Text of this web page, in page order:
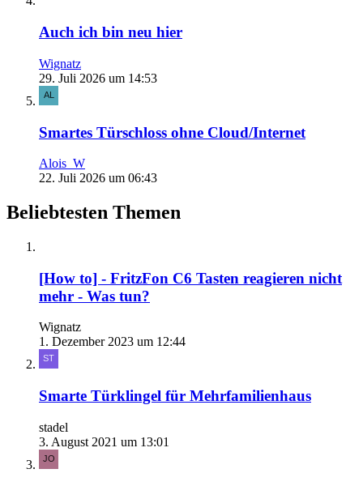
Auch ich bin neu hier
Wignatz
29. Juli 2026 um 14:53
Smartes Türschloss ohne Cloud/Internet
Alois_W
22. Juli 2026 um 06:43
Beliebtesten Themen
[How to] - FritzFon C6 Tasten reagieren nicht
mehr - Was tun?
Wignatz
1. Dezember 2023 um 12:44
Smarte Türklingel für Mehrfamilienhaus
stadel
3. August 2021 um 13:01